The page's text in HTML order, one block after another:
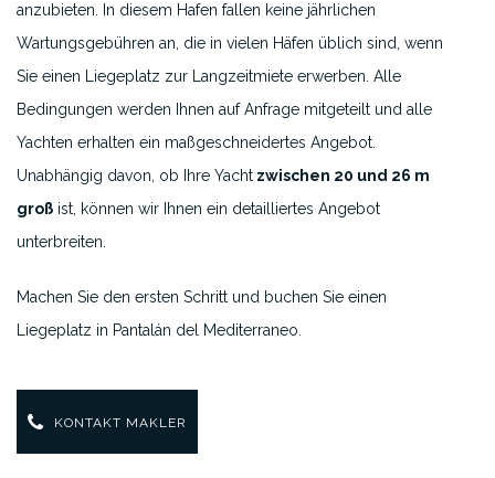
anzubieten. In diesem Hafen fallen keine jährlichen
Wartungsgebühren an, die in vielen Häfen üblich sind, wenn
Sie einen Liegeplatz zur Langzeitmiete erwerben. Alle
Bedingungen werden Ihnen auf Anfrage mitgeteilt und alle
Yachten erhalten ein maßgeschneidertes Angebot.
Unabhängig davon, ob Ihre Yacht zwischen 20 und 26 m
groß ist, können wir Ihnen ein detailliertes Angebot
unterbreiten.
Machen Sie den ersten Schritt und buchen Sie einen
Liegeplatz in Pantalán del Mediterraneo.
KONTAKT MAKLER